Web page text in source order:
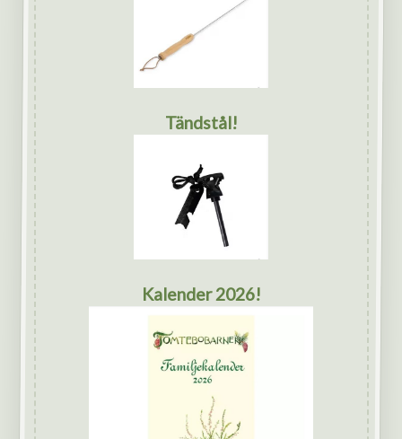
Tändstål!
Kalender 2026!